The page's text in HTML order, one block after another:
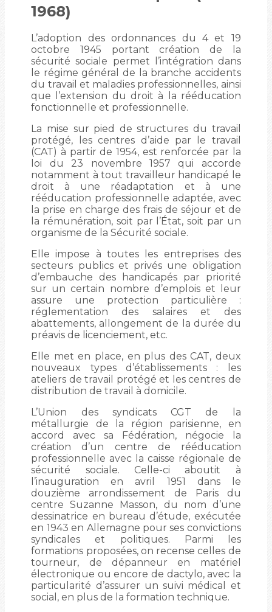
1968)
L’adoption des ordonnances du 4 et 19
octobre 1945 portant création de la
sécurité sociale permet l’intégration dans
le régime général de la branche accidents
du travail et maladies professionnelles, ainsi
que l’extension du droit à la rééducation
fonctionnelle et professionnelle.
La mise sur pied de structures du travail
protégé, les centres d’aide par le travail
(CAT) à partir de 1954, est renforcée par la
loi du 23 novembre 1957 qui accorde
notamment à tout travailleur handicapé le
droit à une réadaptation et à une
rééducation professionnelle adaptée, avec
la prise en charge des frais de séjour et de
la rémunération, soit par l’État, soit par un
organisme de la Sécurité sociale.
Elle impose à toutes les entreprises des
secteurs publics et privés une obligation
d’embauche des handicapés par priorité
sur un certain nombre d’emplois et leur
assure une protection particulière :
réglementation des salaires et des
abattements, allongement de la durée du
préavis de licenciement, etc.
Elle met en place, en plus des CAT, deux
nouveaux types d’établissements : les
ateliers de travail protégé et les centres de
distribution de travail à domicile.
L’Union des syndicats CGT de la
métallurgie de la région parisienne, en
accord avec sa Fédération, négocie la
création d’un centre de rééducation
professionnelle avec la caisse régionale de
sécurité sociale. Celle-ci aboutit à
l’inauguration en avril 1951 dans le
douzième arrondissement de Paris du
centre Suzanne Masson, du nom d’une
dessinatrice en bureau d’étude, exécutée
en 1943 en Allemagne pour ses convictions
syndicales et politiques. Parmi les
formations proposées, on recense celles de
tourneur, de dépanneur en matériel
électronique ou encore de dactylo, avec la
particularité d’assurer un suivi médical et
social, en plus de la formation technique.